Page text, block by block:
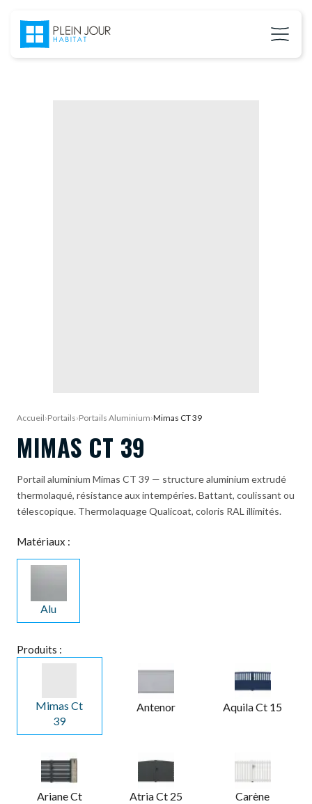
Accueil›Portails›Portails Aluminium›Mimas CT 39
MIMAS CT 39
Portail aluminium Mimas CT 39 — structure aluminium extrudé
thermolaqué, résistance aux intempéries. Battant, coulissant ou
télescopique. Thermolaquage Qualicoat, coloris RAL illimités.
Matériaux :
Alu
Produits :
Mimas Ct
39
Antenor Aquila Ct 15
Ariane Ct
Atria Ct 25 Carène